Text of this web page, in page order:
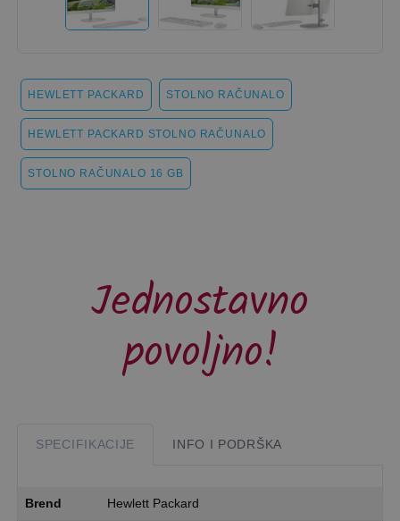
HEWLETT PACKARD STOLNO RAČUNALO
HEWLETT PACKARD STOLNO RAČUNALO
STOLNO RAČUNALO 16 GB
Jednostavno
povoljno!
SPECIFIKACIJE INFO I PODRŠKA
Brend Hewlett Packard